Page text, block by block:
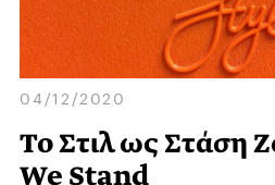
04/12/2020
Το Στιλ ως Στάση
We Stand